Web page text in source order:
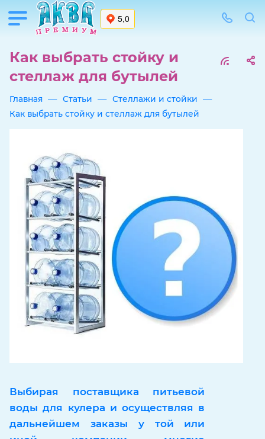
Как выбрать стойку и
стеллаж для бутылей
Главная — Статьи — Стеллажи и стойки —
Как выбрать стойку и стеллаж для бутылей
Выбирая поставщика питьевой
воды для кулера и осуществляя в
дальнейшем заказы у той или